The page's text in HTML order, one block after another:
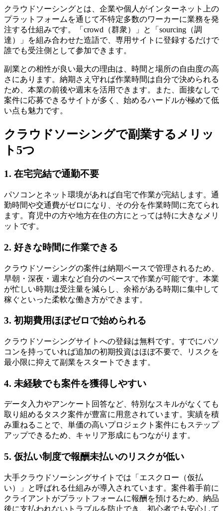
クラウドソーシングとは、企業や個人がインターネット上の
プラットフォームを通じて不特定多数のワーカーに業務を発
注する仕組みです。「crowd（群衆）」と「sourcing（調
達）」を組み合わせた造語で、専用サイトに登録するだけで
誰でも受注側として参加できます。
副業との相性が良い最大の理由は、時間と場所の自由度の高
さにあります。納期さえ守れば作業時間は自分で決められる
ため、本業の前後や週末を活用できます。また、面接なしで
案件に応募できるサイトが多く、始めるハードルが極めて低
い点も魅力です。
クラウドソーシングで副業するメリッ
ト5つ
1. 在宅完結で通勤不要
パソコンとネット環境があれば自宅で作業が完結します。通
勤時間や交通費がゼロになり、その分を作業時間に充てられ
ます。育児中の方や地方在住の方にとっては特に大きなメリ
ットです。
2. 好きな時間に作業できる
クラウドソーシングの案件は納期ベースで管理されるため、
早朝・深夜・週末など自分のペースで作業が可能です。本業
が忙しい時期は受注量を減らし、余裕がある時期に集中して
稼ぐといった柔軟な働き方ができます。
3. 初期費用ほぼゼロで始められる
クラウドソーシングサイトへの登録は無料です。すでにパソ
コンを持っていれば追加の初期投資はほぼ不要で、リスクを
最小限に抑えて副業をスタートできます。
4. 未経験でも案件を獲得しやすい
データ入力やアンケート回答など、特別なスキルがなくても
取り組めるタスク案件が豊富に用意されています。実績を積
み重ねることで、単価の高いプロジェクト案件にもステップ
アップできるため、キャリア形成にもつながります。
5. 仮払い制度で報酬未払いのリスクが低い
大手クラウドソーシングサイトでは「エスクロー（仮払
い）」と呼ばれる仕組みが導入されています。案件着手前に
クライアントがプラットフォームに報酬を預けるため、納品
後に支払われないトラブルを防止でき、初心者でも安心して